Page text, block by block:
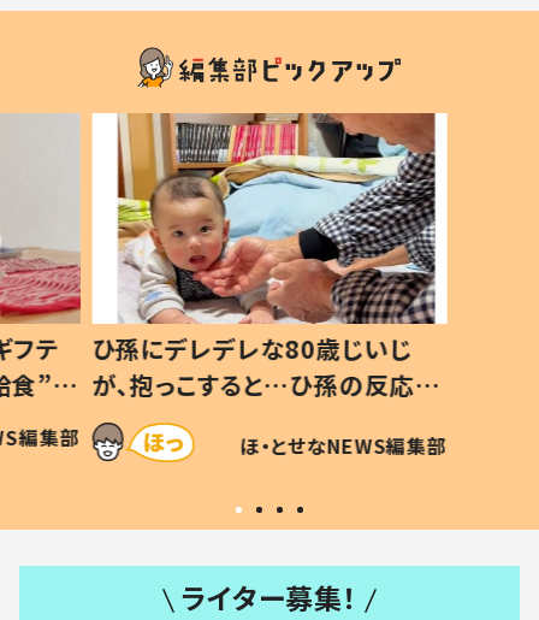
じ
応に
仕方な
編集部
生後8ヶ月で亡くなった息子 約
3年半後、当時の妻の日記に書い
てあった本音とは
ほ・とせなNEWS編集部
ライター募集！